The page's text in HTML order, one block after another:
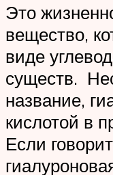
Это
вещество,
виде
существ.
название,
кислотой в
Если